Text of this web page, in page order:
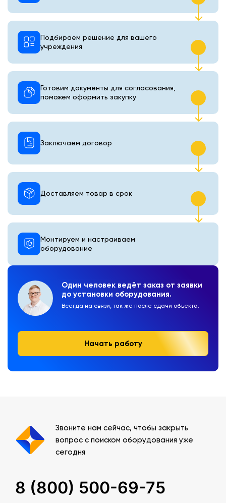
Один человек ведёт заказ от заявки
до установки оборудования.
Всегда на связи, так же после сдачи объекта.
Начать работу
Подбираем решение для вашего
учреждения
Готовим документы для согласования,
поможем оформить закупку
Монтируем и настраиваем
оборудование
Доставляем товар в срок
Заключаем договор
Звоните нам сейчас, чтобы закрыть
вопрос с поиском оборудования уже
сегодня
8 (800) 500-69-75